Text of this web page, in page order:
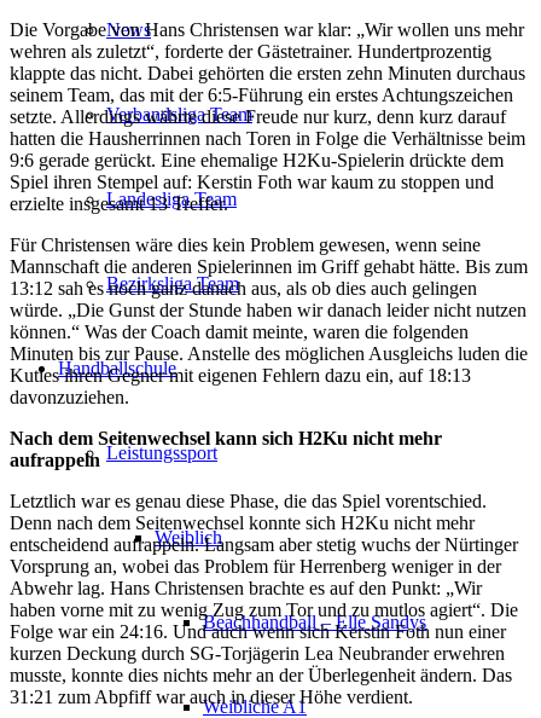
News
Verbandsliga Team
Landesliga Team
Bezirksliga Team
Handballschule
Leistungssport
Weiblich
Beachhandball – Elle Sandys
Weibliche A1
Die Vorgabe von Hans Christensen war klar: „Wir wollen uns mehr
wehren als zuletzt“, forderte der Gästetrainer. Hundertprozentig
klappte das nicht. Dabei gehörten die ersten zehn Minuten durchaus
seinem Team, das mit der 6:5-Führung ein erstes Achtungszeichen
setzte. Allerdings währte diese Freude nur kurz, denn kurz darauf
hatten die Hausherrinnen nach Toren in Folge die Verhältnisse beim
9:6 gerade gerückt. Eine ehemalige H2Ku-Spielerin drückte dem
Spiel ihren Stempel auf: Kerstin Foth war kaum zu stoppen und
erzielte insgesamt 13 Treffer.
Für Christensen wäre dies kein Problem gewesen, wenn seine
Mannschaft die anderen Spielerinnen im Griff gehabt hätte. Bis zum
13:12 sah es noch ganz danach aus, als ob dies auch gelingen
würde. „Die Gunst der Stunde haben wir danach leider nicht nutzen
können.“ Was der Coach damit meinte, waren die folgenden
Minuten bis zur Pause. Anstelle des möglichen Ausgleichs luden die
Kuties ihren Gegner mit eigenen Fehlern dazu ein, auf 18:13
davonzuziehen.
Nach dem Seitenwechsel kann sich H2Ku nicht mehr
aufrappeln
Letztlich war es genau diese Phase, die das Spiel vorentschied.
Denn nach dem Seitenwechsel konnte sich H2Ku nicht mehr
entscheidend aufrappeln. Langsam aber stetig wuchs der Nürtinger
Vorsprung an, wobei das Problem für Herrenberg weniger in der
Abwehr lag. Hans Christensen brachte es auf den Punkt: „Wir
haben vorne mit zu wenig Zug zum Tor und zu mutlos agiert“. Die
Folge war ein 24:16. Und auch wenn sich Kerstin Foth nun einer
kurzen Deckung durch SG-Torjägerin Lea Neubrander erwehren
musste, konnte dies nichts mehr an der Überlegenheit ändern. Das
31:21 zum Abpfiff war auch in dieser Höhe verdient.